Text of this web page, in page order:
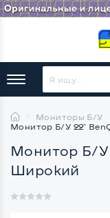
Мониторы Б/У
Монитор Б/У 22"
Монитор Б/У
Широкий